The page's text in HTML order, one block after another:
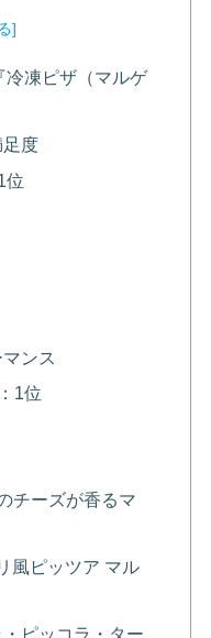
冷凍ピザ（マルゲ
足度
位
ンス
1位
チーズが香るマ
風ピッツア マル
ピッコラ・ター